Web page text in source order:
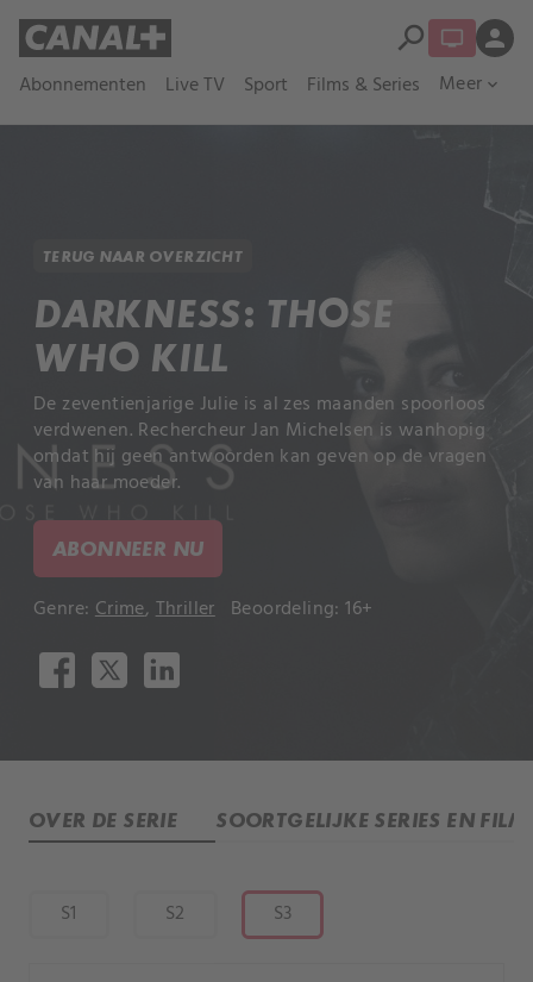
Abonnementen Live TV Sport Films & Series Meer expand_more
search person
TERUG NAAR OVERZICHT
DARKNESS: THOSE
WHO KILL
De zeventienjarige Julie is al zes maanden spoorloos
verdwenen. Rechercheur Jan Michelsen is wanhopig
omdat hij geen antwoorden kan geven op de vragen
van haar moeder.
ABONNEER NU
Genre: Crime, Thriller Beoordeling: 16+
OVER DE SERIE SOORTGELIJKE SERIES EN
S1 S2 S3